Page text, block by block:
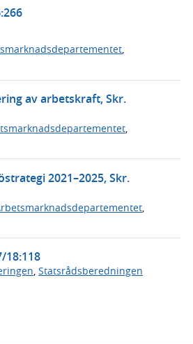
,
av arbetskraft, Skr.
,
2021–2025, Skr.
18:118
, Statsrådsberedningen